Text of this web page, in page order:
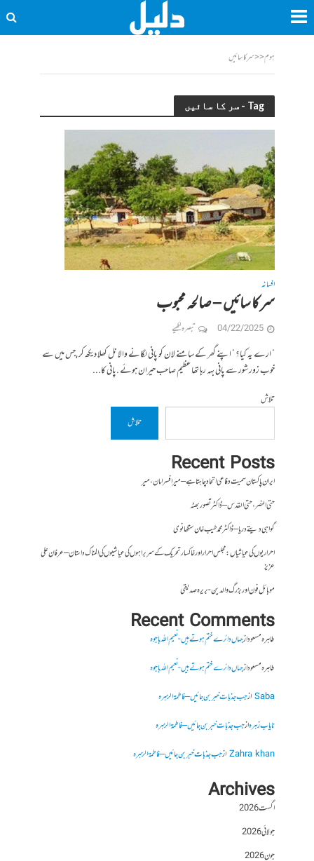
ہوم<<سر کا سائیں
Tag - سر کا سائیں
افسانہ
سر کا سائیں – صالحہ محبوب
04/22/2025 تبصرہ لکھیے
” ارے یہ کیا؟ ” اپنے گھر کے سامنے لان کو پانی لگانے والا نل کھلا دیکھ کر ,جس میں سے
خوب زور شور سے پانی بہہ رہا تھا عظیم صاحب حیران ہوئے .پانی کا...
تلاش
تلاش
Recent Posts
ایران پاکستان سمیت دفاعی اتحاد چاہتا ہے – میر افسر امان،میر
حتی النصر ، حتی القدس – ڈاکٹر تصور بھٹہ
گواہی دیتے دریا – ڈاکٹر محمد طیب خان سنگھانوی
احراریوں کی عیاشیاں : مجلس احرار اور خاکسار تحریک کے سربراہوں کی عیاشیوں کی المناک داستان – عرفان علی
عزیز
موبائل فون اور بزرگ والدین- بریرہ صدیقی
Recent Comments
طاہرہ مسعودازجہاں دائرے ختم ہوتے ہیں- نعیم اللہ باجوہ
طاہرہ مسعودازجہاں دائرے ختم ہوتے ہیں- نعیم اللہ باجوہ
Sabaازجب جذبات خبر بن جائیں – فاطمۃالزہرہ
نایاب زہرہازجب جذبات خبر بن جائیں – فاطمۃالزہرہ
Zahra khanازجب جذبات خبر بن جائیں – فاطمۃالزہرہ
Archives
اگست 2026
جولائی 2026
جون 2026